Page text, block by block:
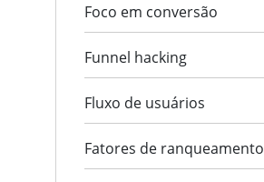
Foco em conversão
Funnel hacking
Fluxo de usuários
Fatores de ranqueamento